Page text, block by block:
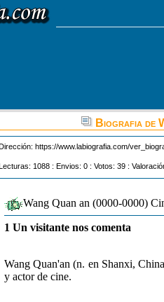
Biografia de
https://www.labiografia.com/
1088 : Envios: 0 : Votos: 39 :
Wang Quan an (0000-0000)
1 Un visitante nos comenta
Wang Quan'an (n. en Shanxi,
y actor de cine.